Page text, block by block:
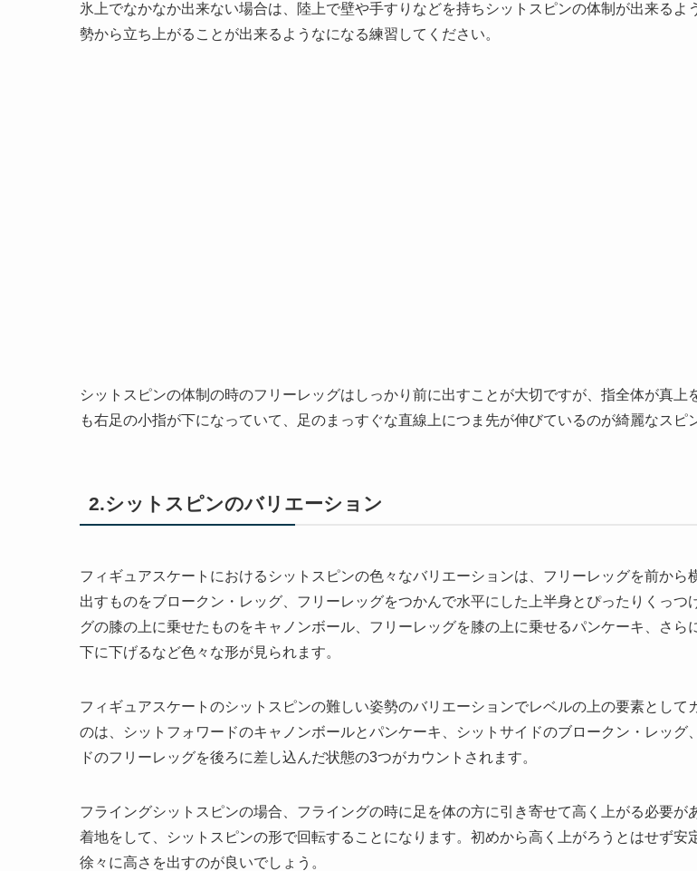
氷上でなかなか出来ない場合は、陸上で壁や手すりなどを持ちシットスピンの体制が出来るよ
勢から立ち上がることが出来るようなになる練習してください。
シットスピンの体制の時のフリーレッグはしっかり前に出すことが大切ですが、指全体が真上
も右足の小指が下になっていて、足のまっすぐな直線上につま先が伸びているのが綺麗なスピ
2.シットスピンのバリエーション
フィギュアスケートにおけるシットスピンの色々なバリエーションは、フリーレッグを前から
出すものをブロークン・レッグ、フリーレッグをつかんで水平にした上半身とぴったりくっつ
グの膝の上に乗せたものをキャノンボール、フリーレッグを膝の上に乗せるパンケーキ、さら
下に下げるなど色々な形が見られます。
フィギュアスケートのシットスピンの難しい姿勢のバリエーションでレベルの上の要素として
のは、シットフォワードのキャノンボールとパンケーキ、シットサイドのブロークン・レッグ
ドのフリーレッグを後ろに差し込んだ状態の3つがカウントされます。
フライングシットスピンの場合、フライングの時に足を体の方に引き寄せて高く上がる必要が
着地をして、シットスピンの形で回転することになります。初めから高く上がろうとはせず安
徐々に高さを出すのが良いでしょう。